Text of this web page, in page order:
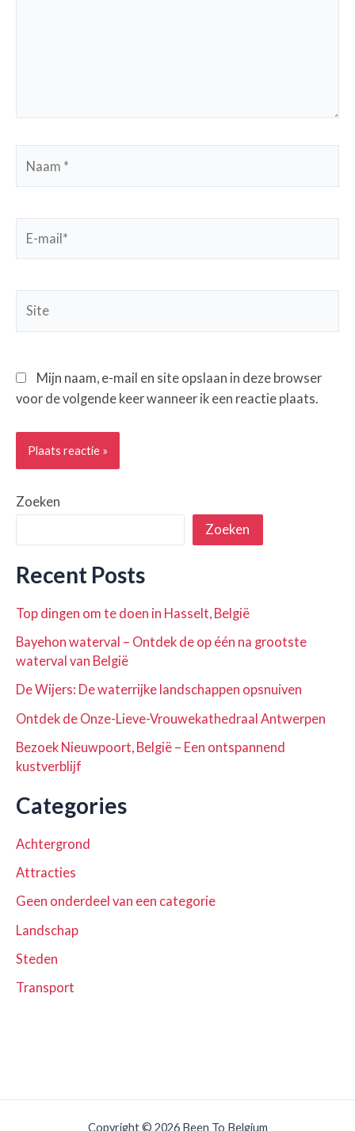
mail*
Mijn naam, e-mail en site opslaan in deze browser
voor de volgende keer wanneer ik een reactie plaats.
Zoeken
Zoeken
Recent Posts
Top dingen om te doen in Hasselt, België
Bayehon waterval – Ontdek de op één na grootste
waterval van België
De Wijers: De waterrijke landschappen opsnuiven
Ontdek de Onze-Lieve-Vrouwekathedraal Antwerpen
Bezoek Nieuwpoort, België – Een ontspannend
kustverblijf
Categories
Achtergrond
Attracties
Geen onderdeel van een categorie
Landschap
Steden
Transport
Copyright © 2026 Been To Belgium